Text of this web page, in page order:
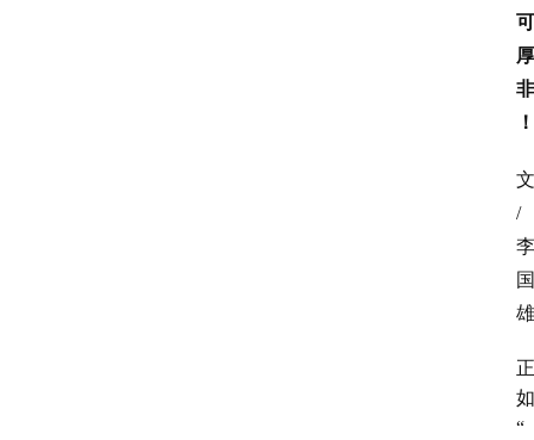
可
厚
非
！
文
/
李
国
雄
正
如
“